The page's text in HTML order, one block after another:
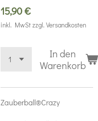
15,90 €
inkl. MwSt zzgl. Versandkosten
In den
Warenkorb
Zauberball®Crazy